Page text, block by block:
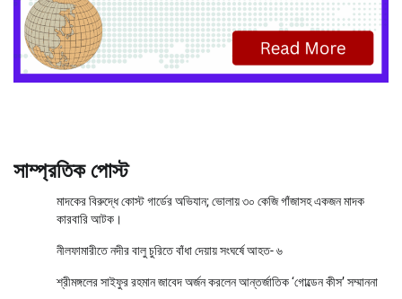
সাম্প্রতিক পোস্ট
মাদকের বিরুদ্ধে কোস্ট গার্ডের অভিযান; ভোলায় ৩০ কেজি গাঁজাসহ একজন মাদক
কারবারি আটক।
নীলফামারীতে নদীর বালু চুরিতে বাঁধা দেয়ায় সংঘর্ষে আহত- ৬
শ্রীমঙ্গলের সাইফুর রহমান জাবেদ অর্জন করলেন আন্তর্জাতিক ‘গোল্ডেন কীস’ সম্মাননা